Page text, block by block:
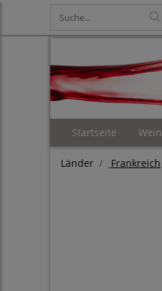
Startseite
Länder Frankreich